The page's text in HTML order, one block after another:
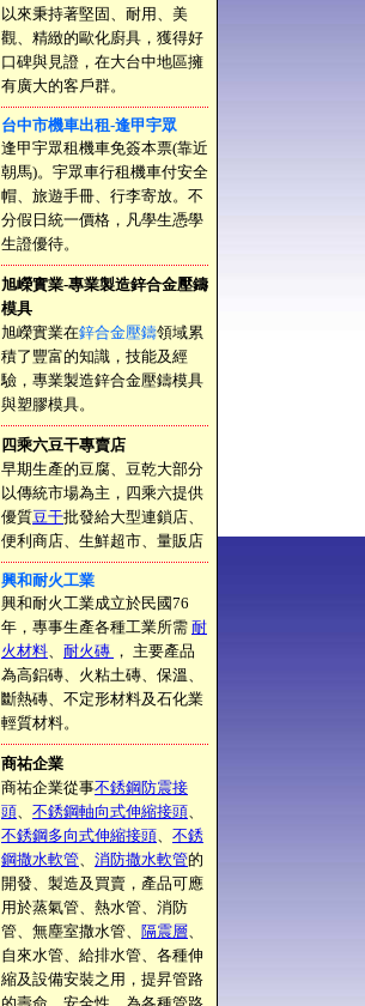
以來秉持著堅固、耐用、美
觀、精緻的歐化廚具，獲得好
口碑與見證，在大台中地區擁
有廣大的客戶群。
台中市機車出租-逢甲宇眾
逢甲宇眾租機車免簽本票(靠近
朝馬)。宇眾車行租機車付安全
帽、旅遊手冊、行李寄放。不
分假日統一價格，凡學生憑學
生證優待。
旭嶸實業-專業製造鋅合金壓鑄
模具
旭嶸實業在鋅合金壓鑄領域累
積了豐富的知識，技能及經
驗，專業製造鋅合金壓鑄模具
與塑膠模具。
四乘六豆干專賣店
早期生產的豆腐、豆乾大部分
以傳統市場為主，四乘六提供
優質豆干批發給大型連鎖店、
便利商店、生鮮超市、量販店
興和耐火工業
興和耐火工業成立於民國76
年，專事生產各種工業所需 耐
火材料、 耐火磚 ， 主要產品
為高鋁磚、火粘土磚、保溫、
斷熱磚、不定形材料及石化業
輕質材料。
商祐企業
商祐企業從事不銹鋼防震接
頭、 不銹鋼軸向式伸縮接頭、
不銹鋼多向式伸縮接頭、 不銹
鋼撒水軟管、 消防撒水軟管的
開發、製造及買賣，產品可應
用於蒸氣管、熱水管、消防
管、無塵室撒水管、 隔震層、
自來水管、給排水管、各種伸
縮及設備安裝之用，提昇管路